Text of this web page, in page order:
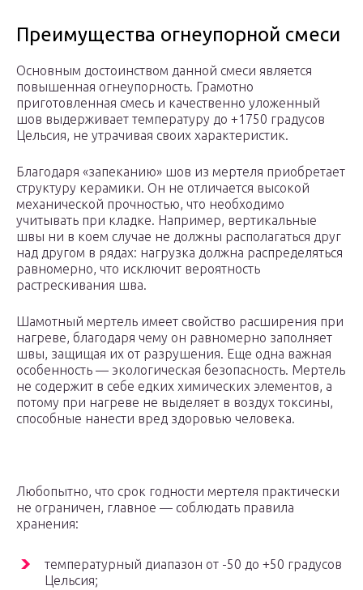
Преимущества огнеупорной смеси
Основным достоинством данной смеси является
повышенная огнеупорность. Грамотно
приготовленная смесь и качественно уложенный
шов выдерживает температуру до +1750 градусов
Цельсия, не утрачивая своих характеристик.
Благодаря «запеканию» шов из мертеля приобретает
структуру керамики. Он не отличается высокой
механической прочностью, что необходимо
учитывать при кладке. Например, вертикальные
швы ни в коем случае не должны располагаться друг
над другом в рядах: нагрузка должна распределяться
равномерно, что исключит вероятность
растрескивания шва.
Шамотный мертель имеет свойство расширения при
нагреве, благодаря чему он равномерно заполняет
швы, защищая их от разрушения. Еще одна важная
особенность — экологическая безопасность. Мертель
не содержит в себе едких химических элементов, а
потому при нагреве не выделяет в воздух токсины,
способные нанести вред здоровью человека.
Любопытно, что срок годности мертеля практически
не ограничен, главное — соблюдать правила
хранения:
температурный диапазон от -50 до +50 градусов
Цельсия;